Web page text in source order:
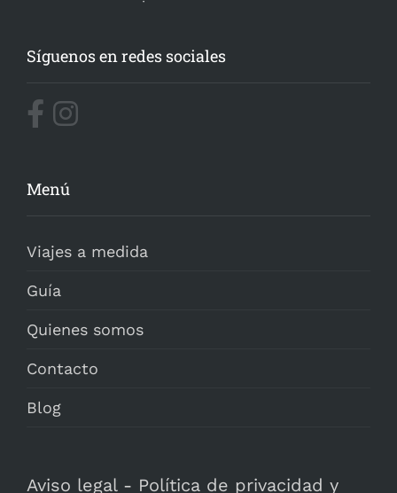
Síguenos en redes sociales
Menú
Viajes a medida
Guía
Quienes somos
Contacto
Blog
Aviso legal- Política de privacidad y